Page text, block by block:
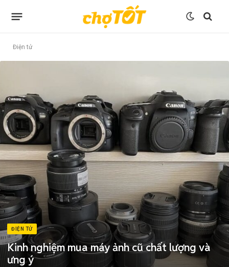
Điện tử
ĐIỆN TỬ
Kinh nghiệm mua máy ảnh cũ chất lượng và
ưng ý